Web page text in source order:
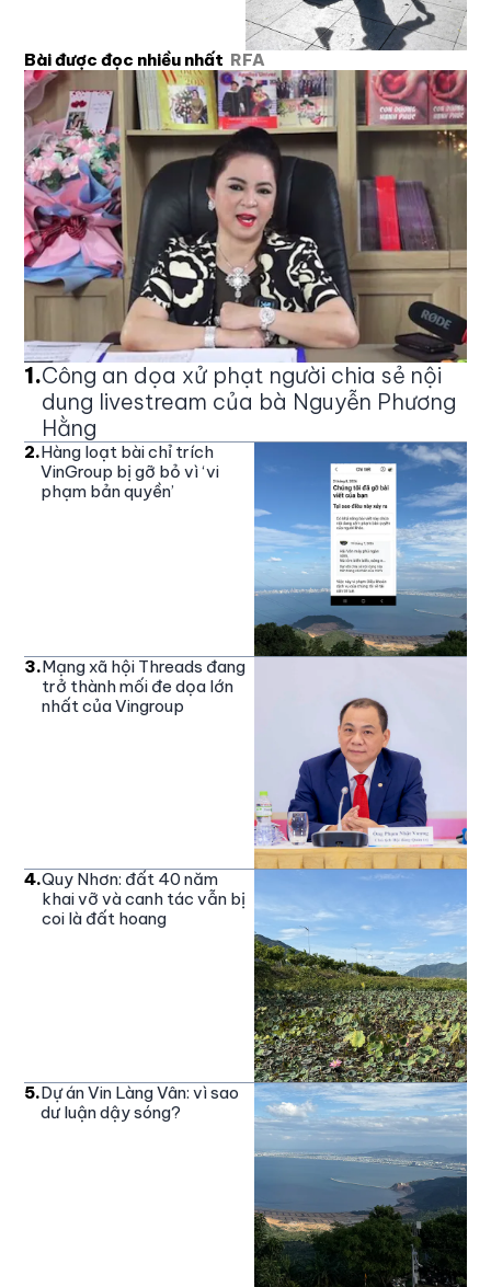
Bài được đọc nhiều nhất RFA
1.Công an dọa xử phạt người chia sẻ nội
dung livestream của bà Nguyễn Phương
Hằng
2.Hàng loạt bài chỉ trích
VinGroup bị gỡ bỏ vì ‘vi
phạm bản quyền’
3.Mạng xã hội Threads đang
trở thành mối đe dọa lớn
nhất của Vingroup
4.Quy Nhơn: đất 40 năm
khai vỡ và canh tác vẫn bị
coi là đất hoang
5.Dự án Vin Làng Vân: vì sao
dư luận dậy sóng?